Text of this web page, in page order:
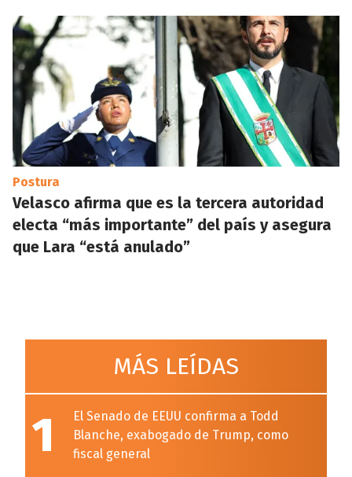
Postura
Velasco afirma que es la tercera autoridad
electa “más importante” del país y asegura
que Lara “está anulado”
MÁS LEÍDAS
1
El Senado de EEUU confirma a Todd
Blanche, exabogado de Trump, como
fiscal general